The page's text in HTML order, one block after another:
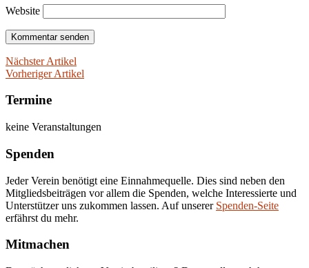
Website
Nächster Artikel
Vorheriger Artikel
Termine
keine Veranstaltungen
Spenden
Jeder Verein benötigt eine Einnahmequelle. Dies sind neben den
Mitgliedsbeiträgen vor allem die Spenden, welche Interessierte und
Unterstützer uns zukommen lassen. Auf unserer Spenden-Seite
erfährst du mehr.
Mitmachen